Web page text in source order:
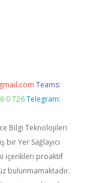
Teams:
0 726 Telegram:
Bilgi Teknolojileri
bir Yer Sağlayıcı
içerikleri proaktif
bulunmamaktadır.